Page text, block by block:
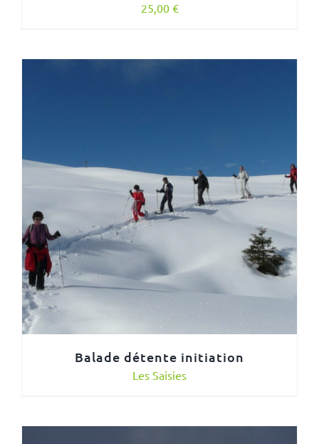
25,00 €
Balade détente initiation
Les Saisies